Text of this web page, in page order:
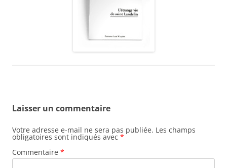
Laisser un commentaire
Votre adresse e-mail ne sera pas publiée. Les champs
obligatoires sont indiqués avec *
Commentaire *